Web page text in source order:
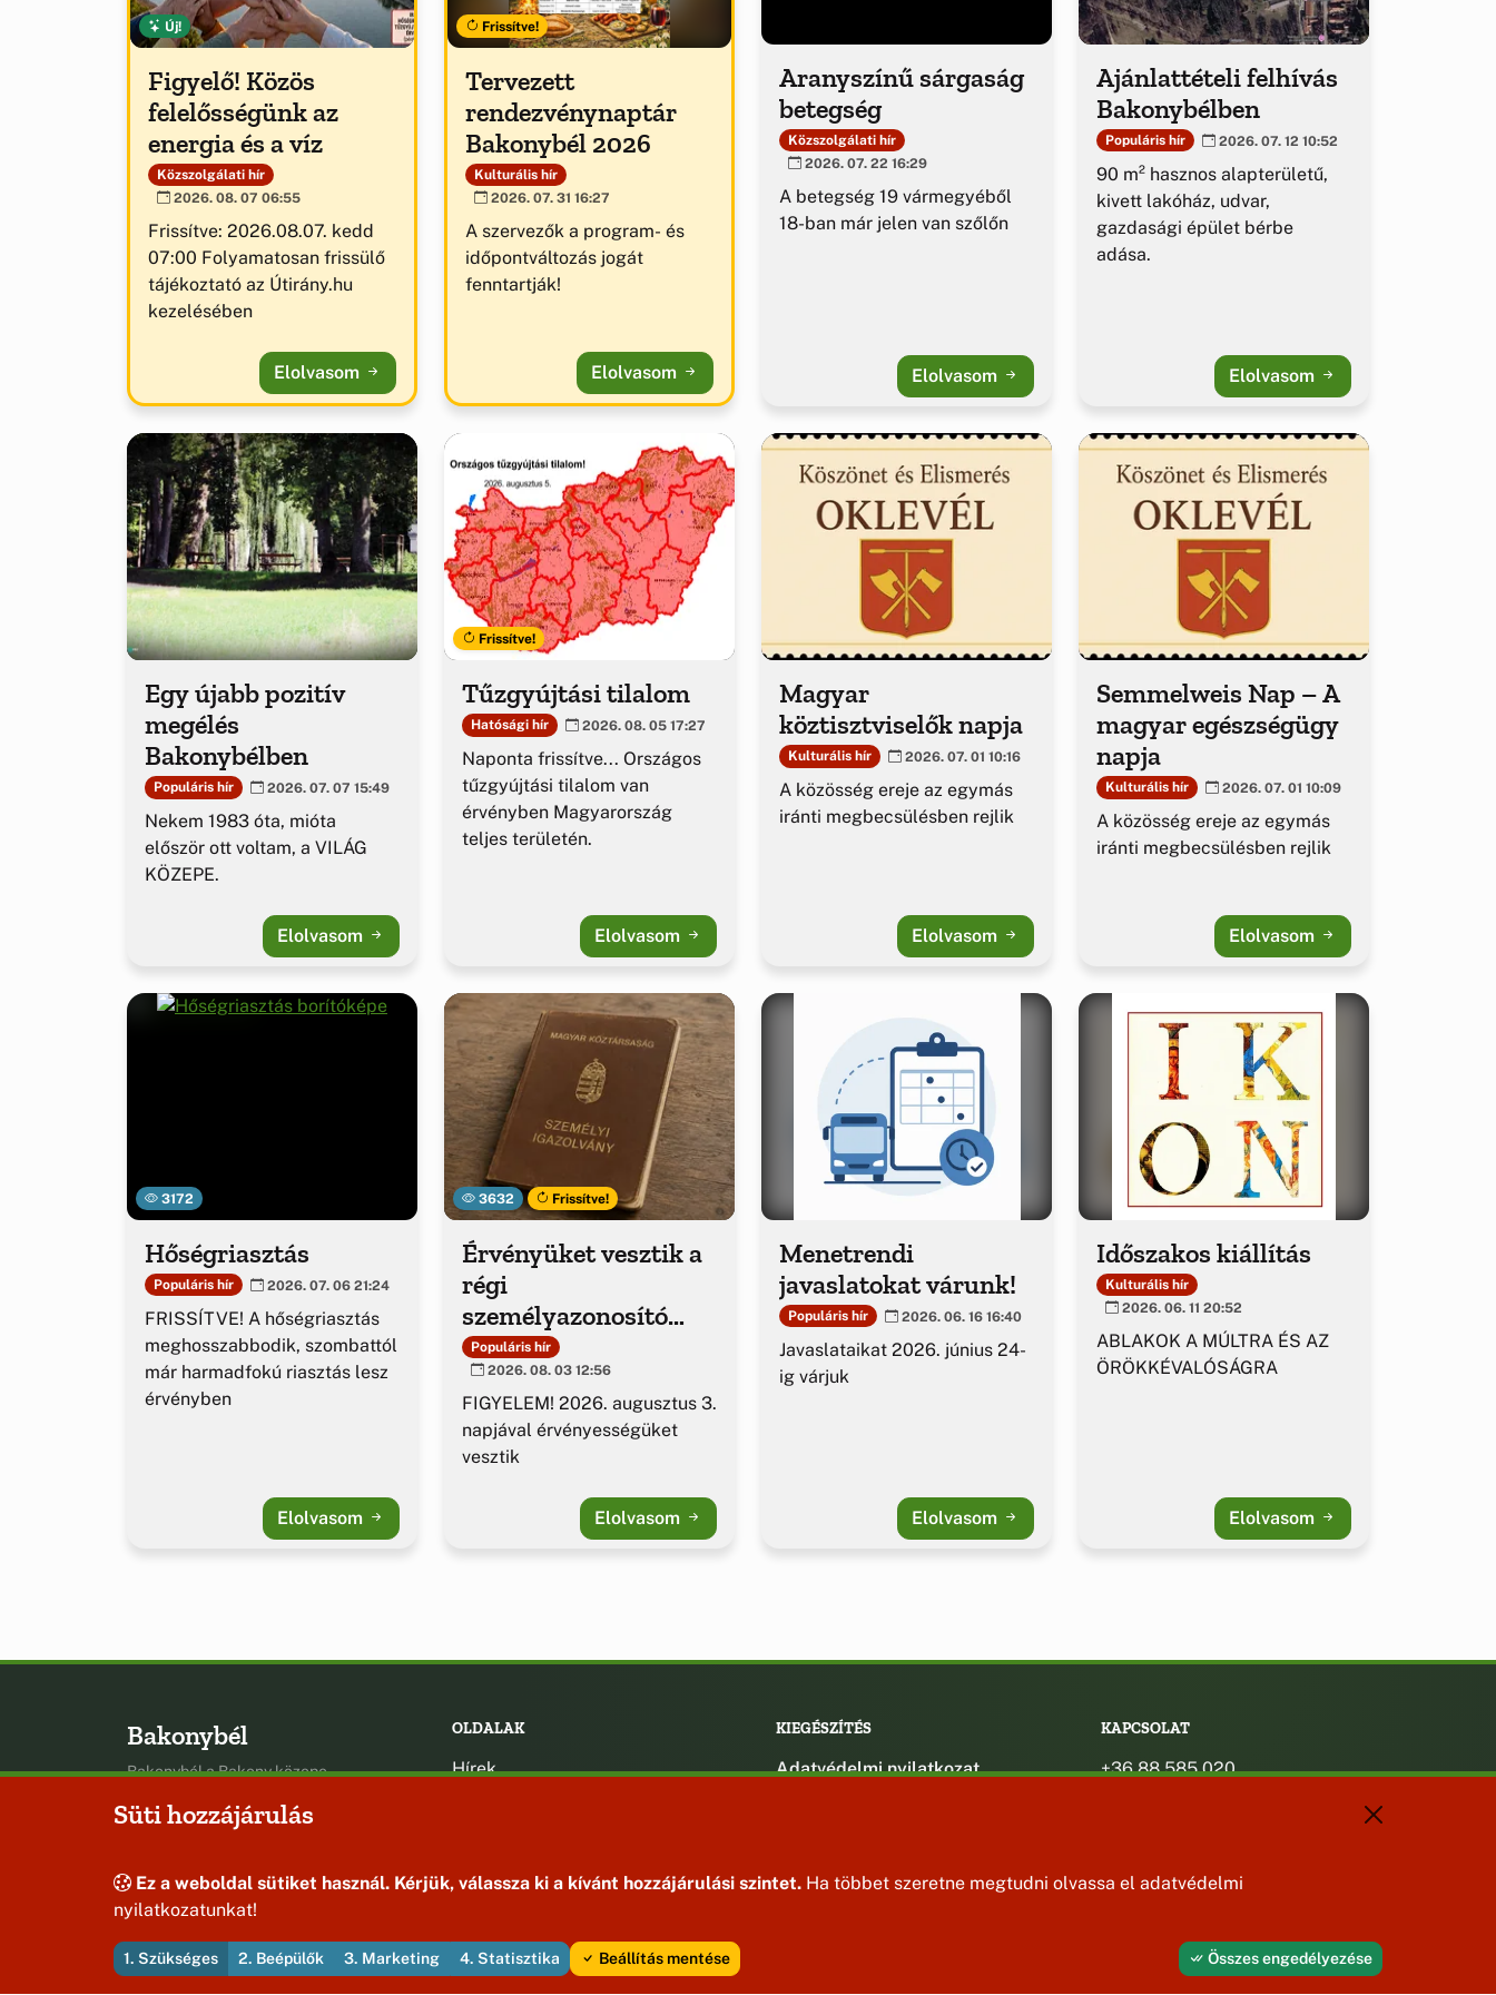
Új!
Figyelő! Közös
felelősségünk az
energia és a víz
Közszolgálati hír
2026. 08. 07 06:55
Frissítve: 2026.08.07. kedd
07:00 Folyamatosan frissülő
tájékoztató az Útirány.hu
kezelésében
Elolvasom
Frissítve!
Tervezett
rendezvénynaptár
Bakonybél 2026
Kulturális hír
2026. 07. 31 16:27
A szervezők a program- és
időpontváltozás jogát
fenntartják!
Elolvasom
Aranyszínű sárgaság
betegség
Közszolgálati hír
2026. 07. 22 16:29
A betegség 19 vármegyéből
18-ban már jelen van szőlőn
Elolvasom
Ajánlattételi felhívás
Bakonybélben
Populáris hír 2026. 07. 12 10:52
90 m² hasznos alapterületű,
kivett lakóház, udvar,
gazdasági épület bérbe
adása.
Elolvasom
Egy újabb pozitív
megélés
Bakonybélben
Populáris hír 2026. 07. 07 15:49
Nekem 1983 óta, mióta
először ott voltam, a VILÁG
KÖZEPE.
Elolvasom
Frissítve!
Tűzgyújtási tilalom
Hatósági hír 2026. 08. 05 17:27
Naponta frissítve... Országos
tűzgyújtási tilalom van
érvényben Magyarország
teljes területén.
Elolvasom
Magyar
köztisztviselők napja
Kulturális hír 2026. 07. 01 10:16
A közösség ereje az egymás
iránti megbecsülésben rejlik
Elolvasom
Semmelweis Nap – A
magyar egészségügy
napja
Kulturális hír 2026. 07. 01 10:09
A közösség ereje az egymás
iránti megbecsülésben rejlik
Elolvasom
3172
Hőségriasztás
Populáris hír 2026. 07. 06 21:24
FRISSÍTVE! A hőségriasztás
meghosszabbodik, szombattól
már harmadfokú riasztás lesz
érvényben
Elolvasom
3632 Frissítve!
Érvényüket vesztik a
régi
személyazonosító
igazolványok
Populáris hír
2026. 08. 03 12:56
FIGYELEM! 2026. augusztus 3.
napjával érvényességüket
vesztik
Elolvasom
Menetrendi
javaslatokat várunk!
Populáris hír 2026. 06. 16 16:40
Javaslataikat 2026. június 24-
ig várjuk
Elolvasom
Időszakos kiállítás
Kulturális hír
2026. 06. 11 20:52
ABLAKOK A MÚLTRA ÉS AZ
ÖRÖKKÉVALÓSÁGRA
Elolvasom
Bakonybél
Bakonybél a Bakony közepe
OLDALAK
Hírek
KIEGÉSZÍTÉS
Adatvédelmi nyilatkozat
KAPCSOLAT
+36 88 585 020
polgarmester@bakonybel.hu
Süti hozzájárulás
Ez a weboldal sütiket használ. Kérjük, válassza ki a kívánt hozzájárulási szintet. Ha többet szeretne megtudni olvassa el adatvédelmi
nyilatkozatunkat!
1. Szükséges 2. Beépülők 3. Marketing 4. Statisztika Beállítás mentése Összes engedélyezése